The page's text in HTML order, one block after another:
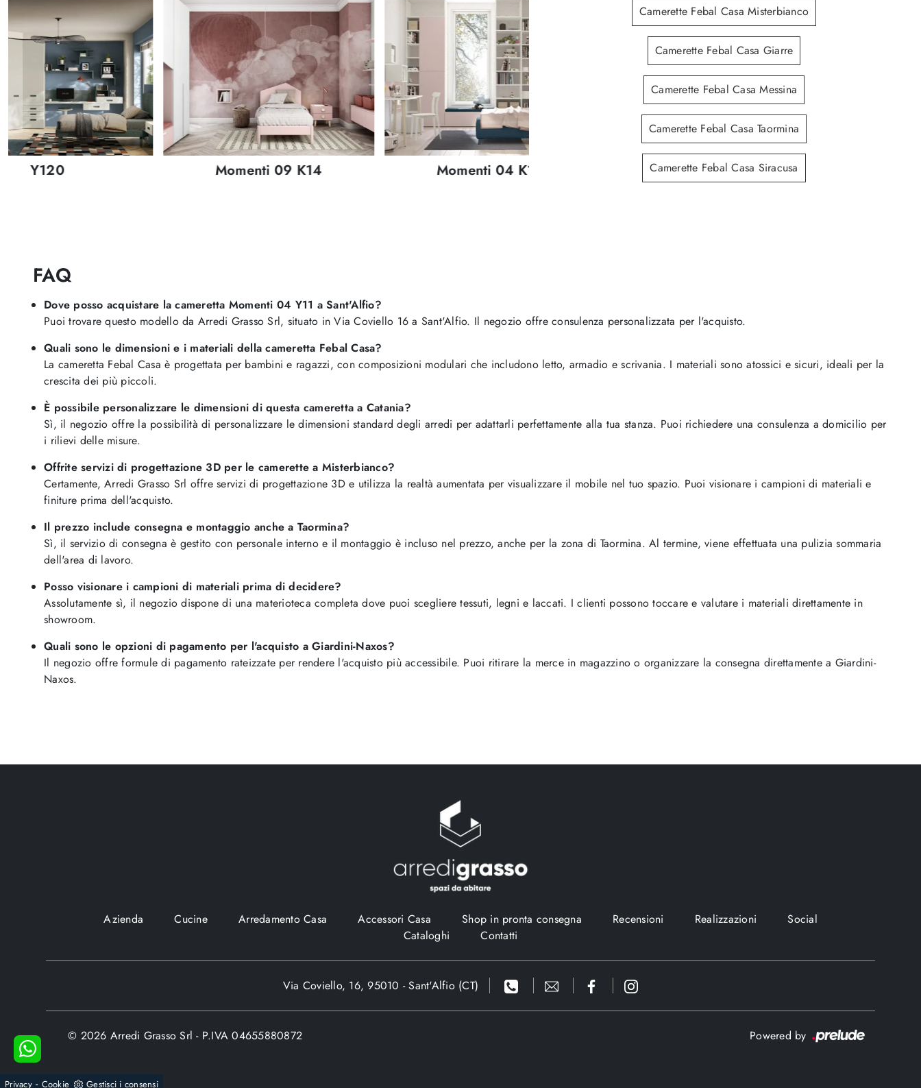
Y120 Momenti 09 K14 Momenti 04 K16 Start T12
Camerette Febal Casa Misterbianco
Camerette Febal Casa Giarre
Camerette Febal Casa Messina
Camerette Febal Casa Taormina
Camerette Febal Casa Siracusa
FAQ
Dove posso acquistare la cameretta Momenti 04 Y11 a Sant'Alfio?
Puoi trovare questo modello da Arredi Grasso Srl, situato in Via Coviello 16 a Sant'Alfio. Il negozio offre consulenza personalizzata per l'acquisto.
Quali sono le dimensioni e i materiali della cameretta Febal Casa?
La cameretta Febal Casa è progettata per bambini e ragazzi, con composizioni modulari che includono letto, armadio e scrivania. I materiali sono atossici e sicuri, ideali per la
crescita dei più piccoli.
È possibile personalizzare le dimensioni di questa cameretta a Catania?
Sì, il negozio offre la possibilità di personalizzare le dimensioni standard degli arredi per adattarli perfettamente alla tua stanza. Puoi richiedere una consulenza a domicilio per
i rilievi delle misure.
Offrite servizi di progettazione 3D per le camerette a Misterbianco?
Certamente, Arredi Grasso Srl offre servizi di progettazione 3D e utilizza la realtà aumentata per visualizzare il mobile nel tuo spazio. Puoi visionare i campioni di materiali e
finiture prima dell'acquisto.
Il prezzo include consegna e montaggio anche a Taormina?
Sì, il servizio di consegna è gestito con personale interno e il montaggio è incluso nel prezzo, anche per la zona di Taormina. Al termine, viene effettuata una pulizia sommaria
dell'area di lavoro.
Posso visionare i campioni di materiali prima di decidere?
Assolutamente sì, il negozio dispone di una materioteca completa dove puoi scegliere tessuti, legni e laccati. I clienti possono toccare e valutare i materiali direttamente in
showroom.
Quali sono le opzioni di pagamento per l'acquisto a Giardini-Naxos?
Il negozio offre formule di pagamento rateizzate per rendere l'acquisto più accessibile. Puoi ritirare la merce in magazzino o organizzare la consegna direttamente a Giardini-
Naxos.
Azienda Cucine Arredamento Casa Accessori Casa Shop in pronta consegna Recensioni Realizzazioni
Social
Cataloghi
Contatti
Via Coviello, 16, 95010 - Sant'Alfio (CT)
© 2026 Arredi Grasso Srl - P.IVA 04655880872 Powered by
Privacy- Cookie Gestisci i consensi